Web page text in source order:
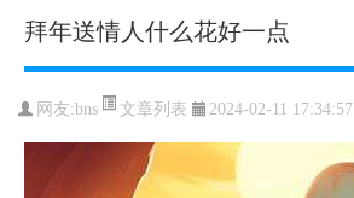
拜年送情人什么花好一点
网友:bns 文章列表 2024-02-11 17:34:57